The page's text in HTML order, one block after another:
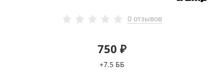
0 отзывов
750 ₽
+7.5 ББ